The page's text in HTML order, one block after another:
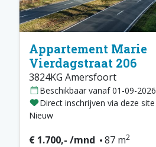
Appartement Marie
Vierdagstraat 206
3824KG Amersfoort
Beschikbaar vanaf 01-09-2026
Direct inschrijven via deze site
Nieuw
€ 1.700,- /mnd 87 m2